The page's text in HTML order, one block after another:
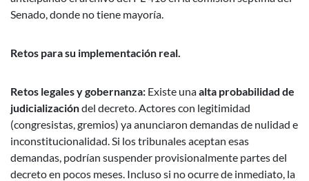
Senado, donde no tiene mayoría.
Retos para su implementación real.
Retos legales y gobernanza: Existe unaalta probabilidad de
judicializacióndel decreto. Actores con legitimidad
(congresistas, gremios) ya anunciaron demandas de nulidad e
inconstitucionalidad. Si los tribunales aceptan esas
demandas, podrían suspender provisionalmente partes del
decreto en pocos meses. Incluso si no ocurre de inmediato, la